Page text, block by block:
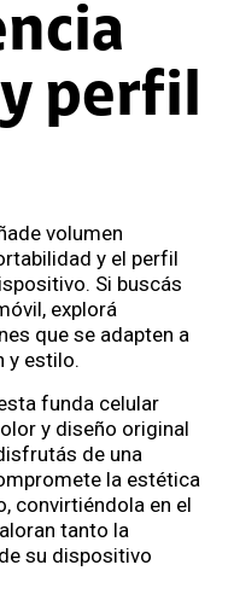
perfil
volumen
y el perfil
Si buscás
explorá
que se adapten a
y estilo.
funda celular
y diseño original
de una
la estética
convirtiéndola en el
tanto la
su dispositivo